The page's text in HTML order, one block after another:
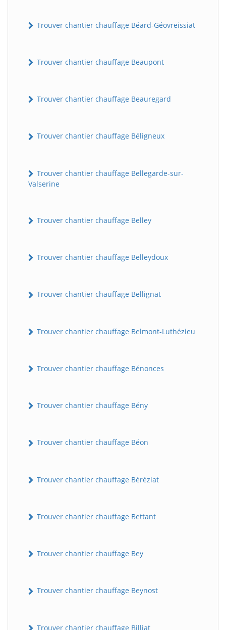
Trouver chantier chauffage Béard-Géovreissiat
Trouver chantier chauffage Beaupont
Trouver chantier chauffage Beauregard
Trouver chantier chauffage Béligneux
Trouver chantier chauffage Bellegarde-sur-
Valserine
Trouver chantier chauffage Belley
Trouver chantier chauffage Belleydoux
Trouver chantier chauffage Bellignat
Trouver chantier chauffage Belmont-Luthézieu
Trouver chantier chauffage Bénonces
Trouver chantier chauffage Bény
Trouver chantier chauffage Béon
Trouver chantier chauffage Béréziat
Trouver chantier chauffage Bettant
Trouver chantier chauffage Bey
Trouver chantier chauffage Beynost
Trouver chantier chauffage Billiat